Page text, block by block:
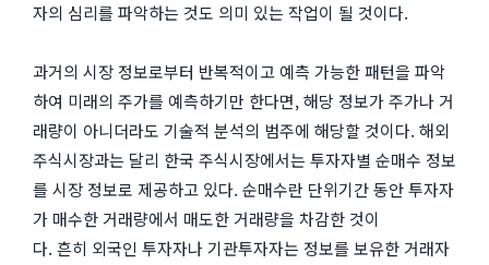
자의 심리를 파악하는 것도 의미 있는 작업이 될 것이다.
과거의 시장 정보로부터 반복적이고 예측 가능한 패턴을 파악
하여 미래의 주가를 예측하기만 한다면, 해당 정보가 주가나 거
래량이 아니더라도 기술적 분석의 범주에 해당할 것이다. 해외
주식시장과는 달리 한국 주식시장에서는 투자자별 순매수 정보
를 시장 정보로 제공하고 있다. 순매수란 단위기간 동안 투자자
가 매수한 거래량에서 매도한 거래량을 차감한 것이
다. 흔히 외국인 투자자나 기관투자자는 정보를 보유한 거래자